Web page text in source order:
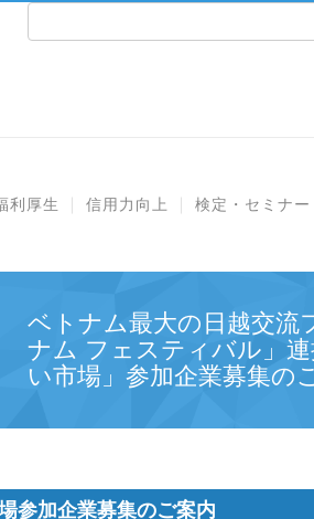
利厚生 信用力向上 検定・セミナー
ベトナム最大の日越交流
ナム フェスティバル」
い市場」参加企業募集の
参加企業募集のご案内